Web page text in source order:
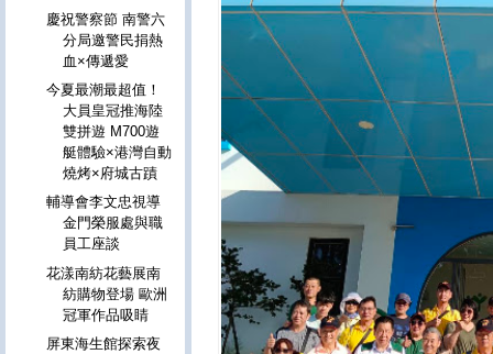
慶祝警察節 南警六
分局邀警民捐熱
血×傳遞愛
今夏最潮最超值！
大員皇冠推海陸
雙拼遊 M700遊
艇體驗×港灣自動
燒烤×府城古蹟
輔導會李文忠視導
金門榮服處與職
員工座談
花漾南紡花藝展南
紡購物登場 歐洲
冠軍作品吸睛
屏東海生館探索夜